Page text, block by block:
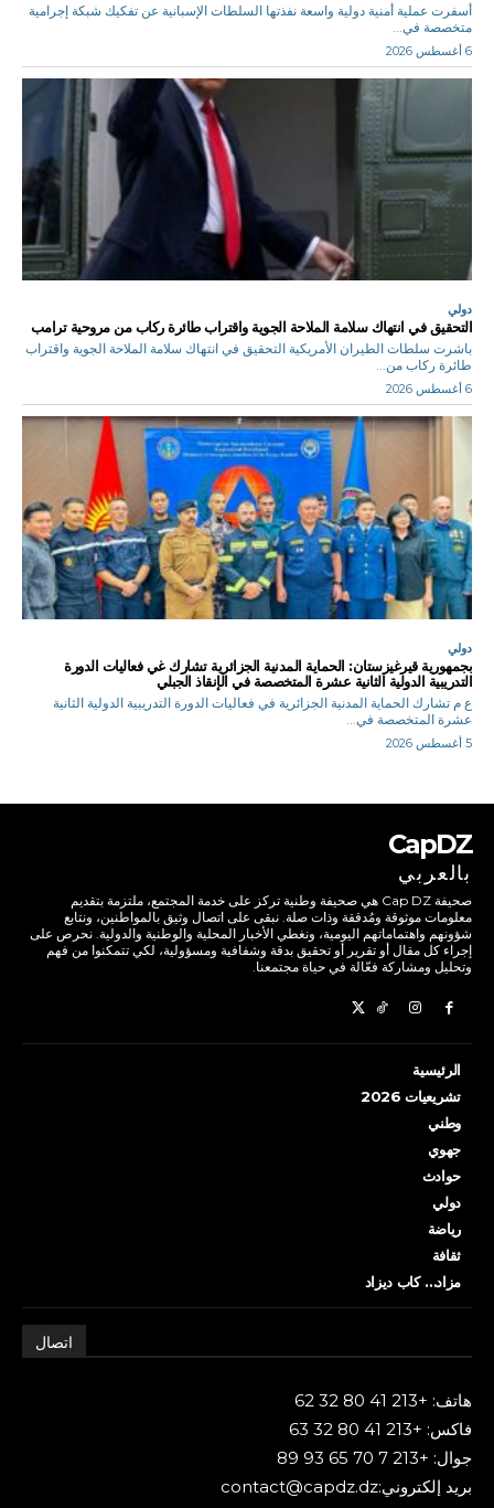
أسفرت عملية أمنية دولية واسعة نفذتها السلطات الإسبانية عن تفكيك شبكة إجرامية
متخصصة في...
6 أغسطس 2026
دولي
التحقيق في انتهاك سلامة الملاحة الجوية واقتراب طائرة ركاب من مروحية ترامب
باشرت سلطات الطيران الأمريكية التحقيق في انتهاك سلامة الملاحة الجوية واقتراب
طائرة ركاب من...
6 أغسطس 2026
دولي
بجمهورية قيرغيزستان: الحماية المدنية الجزائرية تشارك غي فعاليات الدورة
التدريبية الدولية الثانية عشرة المتخصصة في الإنقاذ الجبلي
ع م تشارك الحماية المدنية الجزائرية في فعاليات الدورة التدريبية الدولية الثانية
عشرة المتخصصة في...
5 أغسطس 2026
CapDZ
بالعربي
صحيفة Cap DZ هي صحيفة وطنية تركز على خدمة المجتمع، ملتزمة بتقديم
معلومات موثوقة ومُدققة وذات صلة. نبقى على اتصال وثيق بالمواطنين، ونتابع
شؤونهم واهتماماتهم اليومية، ونغطي الأخبار المحلية والوطنية والدولية. نحرص على
إجراء كل مقال أو تقرير أو تحقيق بدقة وشفافية ومسؤولية، لكي تتمكنوا من فهم
وتحليل ومشاركة فعّالة في حياة مجتمعنا.
الرئيسية
تشريعيات 2026
وطني
جهوي
حوادث
دولي
رياضة
ثقافة
مزاد… كاب ديزاد
اتصال
هاتف: +213 41 80 32 62
فاكس: +213 41 80 32 63
جوال: +213 7 70 65 93 89
بريد إلكتروني:contact@capdz.dz